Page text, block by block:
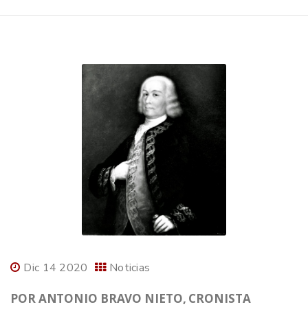
Dic 14 2020 Noticias
POR ANTONIO BRAVO NIETO, CRONISTA